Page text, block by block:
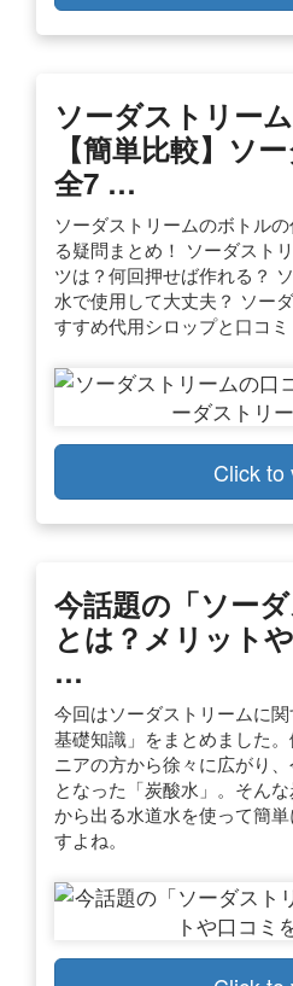
ソーダストリー
【簡単比較】ソ
全7 …
ソーダストリームのボトル
る疑問まとめ！ ソーダスト
ツは？何回押せば作れる？
水で使用して大丈夫？ ソー
すすめ代用シロップと口コミ
Click to
今話題の「ソーダ
とは？メリット
…
今回はソーダストリームに
基礎知識」をまとめました
ニアの方から徐々に広がり
となった「炭酸水」。そん
から出る水道水を使って簡
すよね。